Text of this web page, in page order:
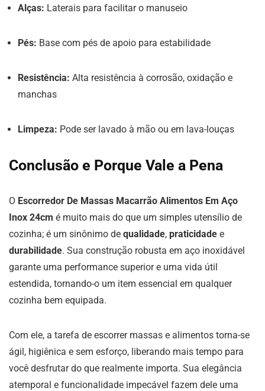
Alças: Laterais para facilitar o manuseio
Pés: Base com pés de apoio para estabilidade
Resistência: Alta resistência à corrosão, oxidação e
manchas
Limpeza: Pode ser lavado à mão ou em lava-louças
Conclusão e Porque Vale a Pena
O Escorredor De Massas Macarrão Alimentos Em Aço
Inox 24cm é muito mais do que um simples utensílio de
cozinha; é um sinônimo de qualidade, praticidade e
durabilidade. Sua construção robusta em aço inoxidável
garante uma performance superior e uma vida útil
estendida, tornando-o um item essencial em qualquer
cozinha bem equipada.
Com ele, a tarefa de escorrer massas e alimentos torna-se
ágil, higiênica e sem esforço, liberando mais tempo para
você desfrutar do que realmente importa. Sua elegância
atemporal e funcionalidade impecável fazem dele uma